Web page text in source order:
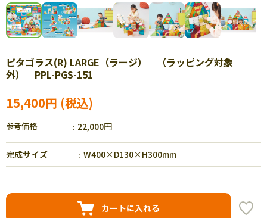
ピタゴラス(R) LARGE（ラージ） （ラッピング対象
外） PPL-PGS-151
15,400円
参考価格 22,000円
完成サイズ W400×D130×H300mm
カートに入れる